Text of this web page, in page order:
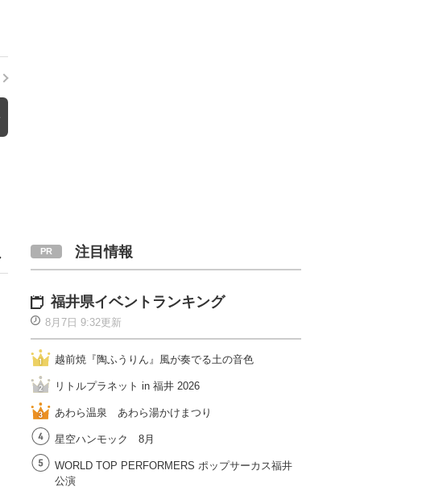
注目情報
福井県イベントランキング
8月7日 9:32更新
越前焼『陶ふうりん』風が奏でる土の音色
リトルプラネット in 福井 2026
あわら温泉 あわら湯かけまつり
星空ハンモック 8月
WORLD TOP PERFORMERS ポップサーカス福井
公演